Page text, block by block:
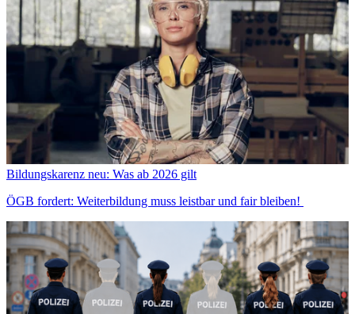
Bildungskarenz neu: Was ab 2026 gilt
ÖGB fordert: Weiterbildung muss leistbar und fair bleiben!